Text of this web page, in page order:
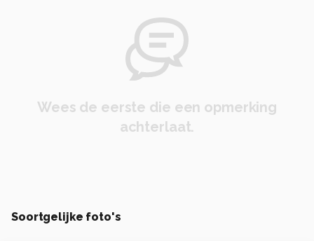
Wees de eerste die een opmerking
achterlaat.
Soortgelijke foto's